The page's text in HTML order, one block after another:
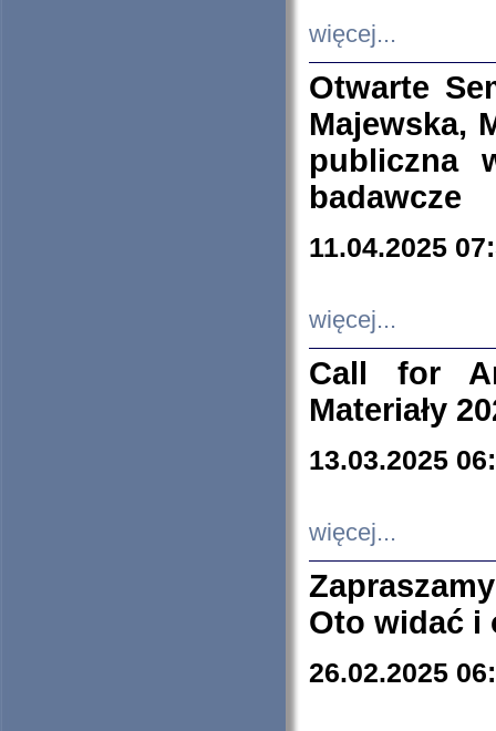
więcej...
Otwarte
Majewska,
publiczna
badawcze
11.04.2025
więcej...
Call for
Materiały
13.03.2025
więcej...
Oto widać i
26.02.2025